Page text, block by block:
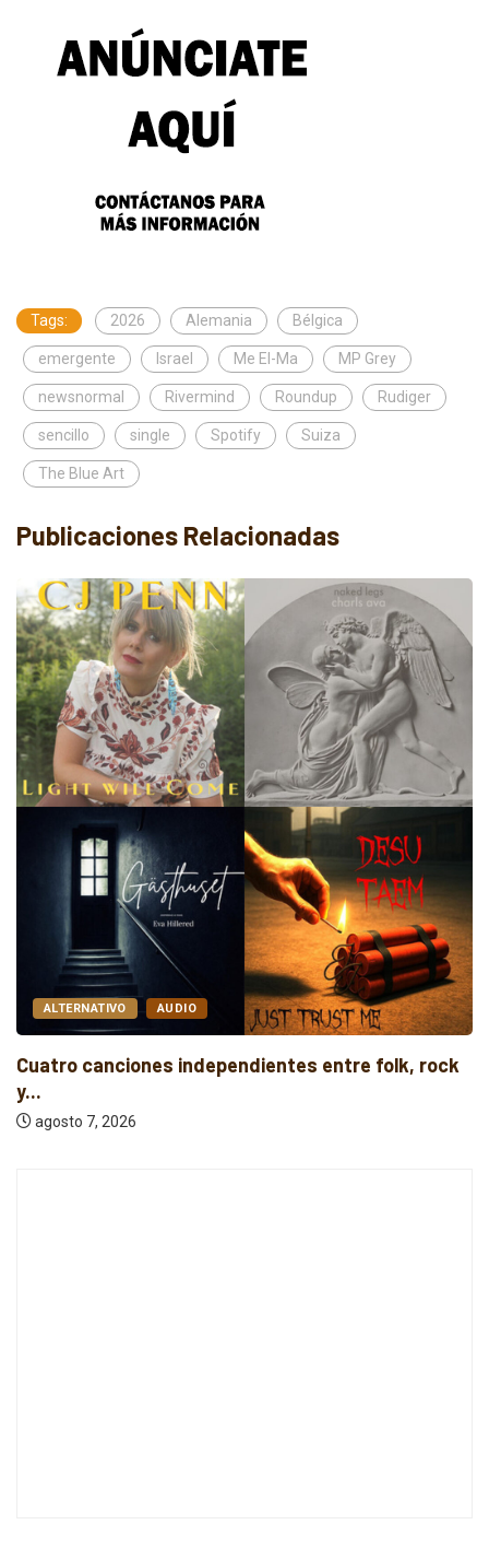
Tags: 2026 Alemania Bélgica
emergente Israel Me El-Ma MP Grey
newsnormal Rivermind Roundup Rudiger
sencillo single Spotify Suiza
The Blue Art
Publicaciones Relacionadas
ALTERNATIVO AUDIO
Cuatro canciones independientes entre folk, rock
y...
agosto 7, 2026